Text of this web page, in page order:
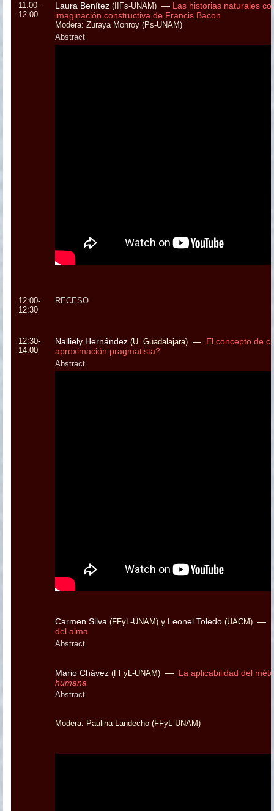
11:00-
12:00
Laura Benítez (IIFs-UNAM) — Las historias naturales
imaginación constructiva de Francis Bacon
Modera: Zuraya Monroy (Ps-UNAM)
Abstract
12:00-
12:30
RECESO
12:30-
14:00
Nalliely Hernández (U. Guadalajara) — El concepto de
aproximación pragmatista?
Abstract
Carmen Silva (FFyL-UNAM) y Leonel Toledo (UACM) —
del alma
Abstract
Mario Chávez (FFyL-UNAM) — La aplicabilidad del
humana
Abstract
Modera: Paulina Landecho (FFyL-UNAM)